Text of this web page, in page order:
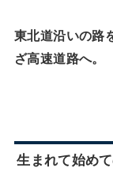
東北道沿いの路
ざ高速道路へ。
生まれて始め